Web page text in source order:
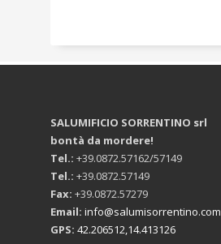
SALUMIFICIO SORRENTINO srl
bontà da mordere!
Tel.: +39.0872.57162/57149
Tel.: +39.0872.57149
Fax: +39.0872.57279
Email: info@salumisorrentino.com
GPS: 42.206512,14.413126